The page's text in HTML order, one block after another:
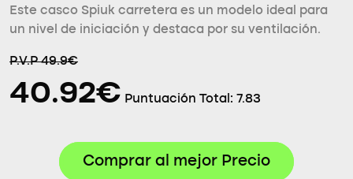
Este casco Spiuk carretera es un modelo ideal para
un nivel de iniciación y destaca por su ventilación.
P.V.P 49.9€
40.92€ Puntuación Total: 7.83
Comprar al mejor Precio